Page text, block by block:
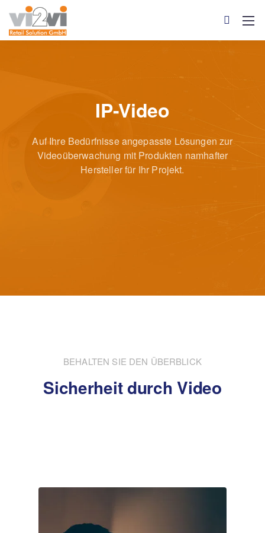
IP-Video
Auf Ihre Bedürfnisse angepasste Lösungen zur
Videoüberwachung mit Produkten namhafter
Hersteller für Ihr Projekt.
BEHALTEN SIE DEN ÜBERBLICK
Sicherheit durch Video